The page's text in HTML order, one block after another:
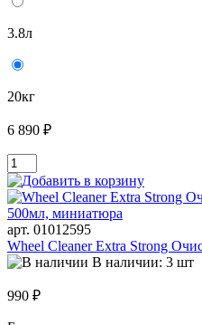
3.8л
20кг
6 890 ₽
арт. 01012595
Wheel Cleaner Extra Strong
В наличии: 3 шт
990 ₽